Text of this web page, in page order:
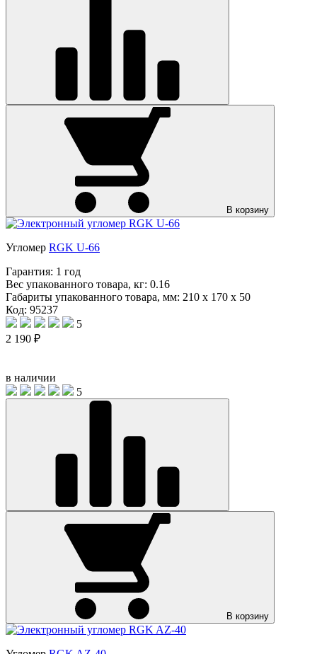
В корзину
Угломер RGK U-66
Гарантия: 1 год
Вес упакованного товара, кг: 0.16
Габариты упакованного товара, мм: 210 x 170 x 50
Код: 95237
5
2 190 ₽
в наличии
5
В корзину